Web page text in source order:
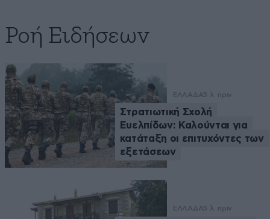
Ροή Ειδήσεων
ΕΛΛΑΔΑ5 λ. πριν
Στρατιωτική Σχολή
Ευελπίδων: Καλούνται για
κατάταξη οι επιτυχόντες των
εξετάσεων
ΕΛΛΑΔΑ5 λ. πριν